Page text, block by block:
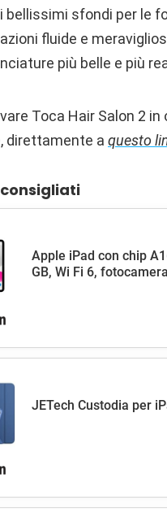
bellissimi sfondi per le
fluide e
più belle e più
Toca Hair Salon 2
direttamente a questo
Apple iPad con chip
GB, Wi Fi 6,
JETech Custodia per